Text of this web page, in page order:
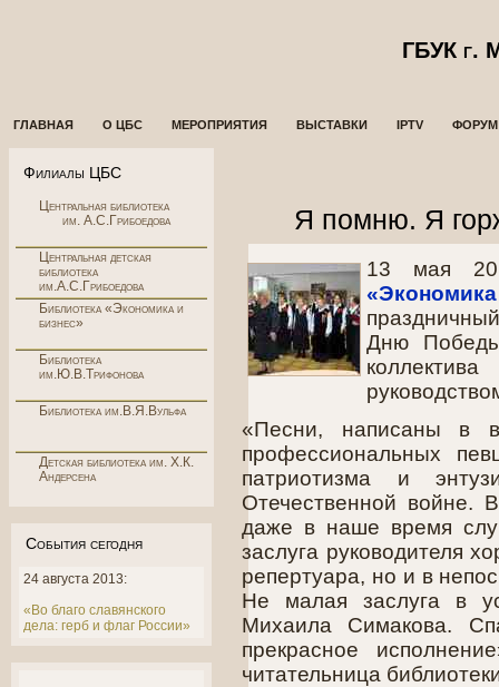
ГБУК г.
ГЛАВНАЯ О ЦБС МЕРОПРИЯТИЯ ВЫСТАВКИ IPTV ФОРУМ
Филиалы ЦБС
Центральная библиотека
им. А.С.Грибоедова
Центральная детская
библиотека
им.А.С.Грибоедова
Библиотека «Экономика и
бизнес»
Библиотека
им.Ю.В.Трифонова
Библиотека им.В.Я.Вульфа
Детская библиотека им. Х.К.
Андерсена
События сегодня
24 августа 2013:
«Во благо славянского
дела: герб и флаг России»
Я помню. Я
13 мая
Дню Победы
«Песни, написаны в
профессиональных
патриотизма и
Отечественной войне.
даже в наше время
заслуга руководителя
репертуара, но и в
Не малая заслуга в
Михаила Симакова.
прекрасное
читательница